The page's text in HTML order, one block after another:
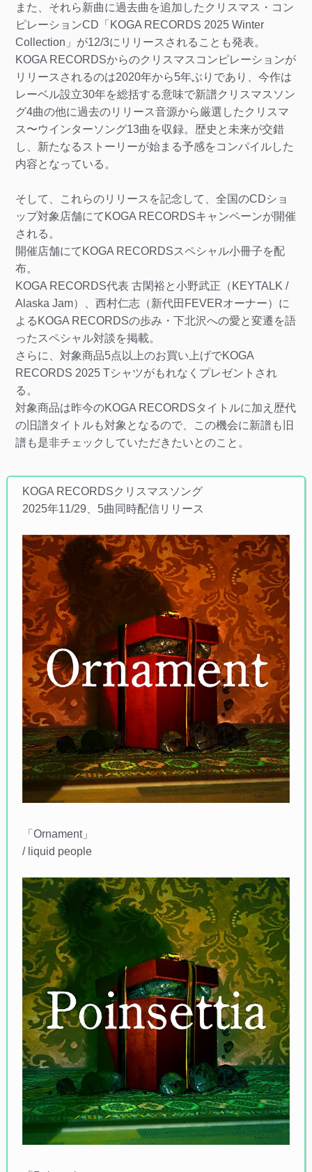
また、それら新曲に過去曲を追加したクリスマス・コン
ピレーションCD「KOGA RECORDS 2025 Winter
Collection」が12/3にリリースされることも発表。
KOGA RECORDSからのクリスマスコンピレーションが
リリースされるのは2020年から5年ぶりであり、今作は
レーベル設立30年を総括する意味で新譜クリスマスソン
グ4曲の他に過去のリリース音源から厳選したクリスマ
ス〜ウインターソング13曲を収録。歴史と未来が交錯
し、新たなるストーリーが始まる予感をコンパイルした
内容となっている。
そして、これらのリリースを記念して、全国のCDショ
ップ対象店舗にてKOGA RECORDSキャンペーンが開催
される。
開催店舗にてKOGA RECORDSスペシャル小冊子を配
布。
KOGA RECORDS代表 古閑裕と小野武正（KEYTALK /
Alaska Jam）、西村仁志（新代田FEVERオーナー）に
よるKOGA RECORDSの歩み・下北沢への愛と変遷を語
ったスペシャル対談を掲載。
さらに、対象商品5点以上のお買い上げでKOGA
RECORDS 2025 Tシャツがもれなくプレゼントされ
る。
対象商品は昨今のKOGA RECORDSタイトルに加え歴代
の旧譜タイトルも対象となるので、この機会に新譜も旧
譜も是非チェックしていただきたいとのこと。
KOGA RECORDSクリスマスソング
2025年11/29、5曲同時配信リリース
「Ornament」
/ liquid people